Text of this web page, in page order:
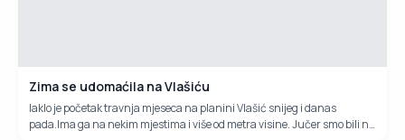
Zima se udomaćila na Vlašiću
Iaklo je početak travnja mjeseca na planini Vlašić snijeg i danas
pada.Ima ga na nekim mjestima i više od metra visine. Jučer smo bili na